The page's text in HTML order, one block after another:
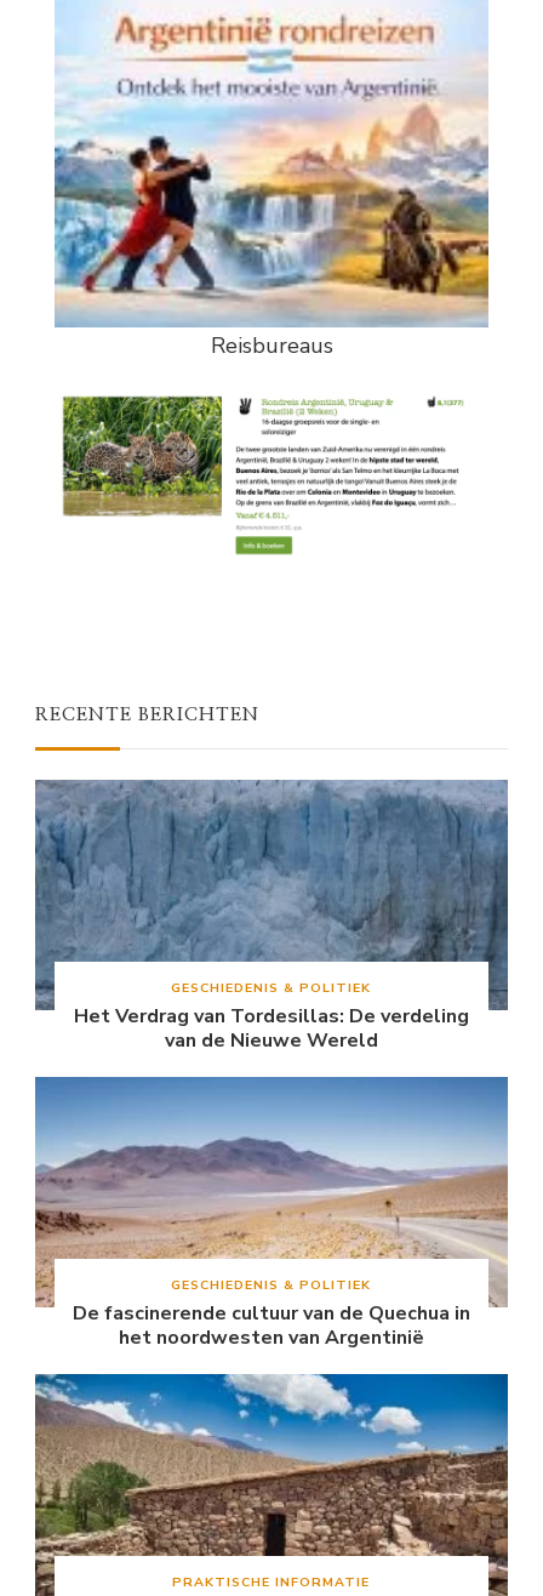
Reisbureaus
RECENTE BERICHTEN
GESCHIEDENIS & POLITIEK
Het Verdrag van Tordesillas: De verdeling
van de Nieuwe Wereld
GESCHIEDENIS & POLITIEK
De fascinerende cultuur van de Quechua in
het noordwesten van Argentinië
PRAKTISCHE INFORMATIE